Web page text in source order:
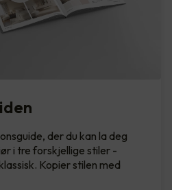
der du kan la deg
i tre forskjellige stiler -
Kopier stilen med